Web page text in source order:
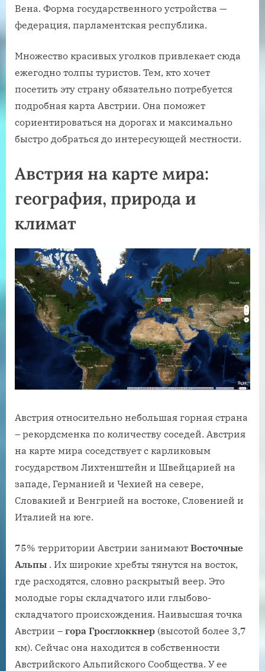
Вена. Форма государственного устройства —
федерация, парламентская республика.
Множество красивых уголков привлекает сюда
ежегодно толпы туристов. Тем, кто хочет
посетить эту страну обязательно потребуется
подробная карта Австрии. Она поможет
сориентироваться на дорогах и максимально
быстро добраться до интересующей местности.
Австрия на карте мира:
география, природа и
климат
Австрия относительно небольшая горная страна
– рекордсменка по количеству соседей. Австрия
на карте мира соседствует с карликовым
государством Лихтенштейн и Швейцарией на
западе, Германией и Чехией на севере,
Словакией и Венгрией на востоке, Словенией и
Италией на юге.
75% территории Австрии занимают Восточные
Альпы . Их широкие хребты тянутся на восток,
где расходятся, словно раскрытый веер. Это
молодые горы складчатого или глыбово-
складчатого происхождения. Наивысшая точка
Австрии – гора Гросглоккнер (высотой более 3,7
км). Сейчас она находится в собственности
Австрийского Альпийского Сообщества. У ее